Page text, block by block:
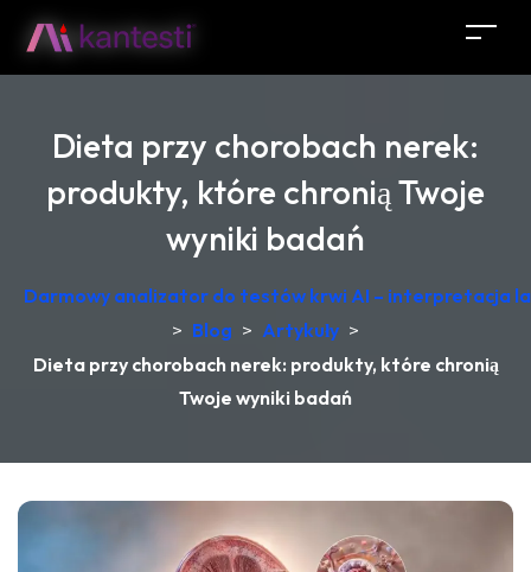
Dieta przy chorobach nerek:
produkty, które chronią Twoje
wyniki badań
Darmowy analizator do testów krwi AI – interpretacja
> Blog > Artykuły >
Dieta przy chorobach nerek: produkty, które chronią
Twoje wyniki badań